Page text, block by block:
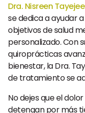
Dra. Nisreen Tayejee
se dedica a ayudar
objetivos de salud
personalizado. Con
quiroprácticas
bienestar, la Dra.
de tratamiento se
No dejes que el
detengan por más